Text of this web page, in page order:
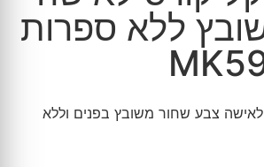
ללא ספרות
לאישה צבע שחור משובץ בפנים וללא